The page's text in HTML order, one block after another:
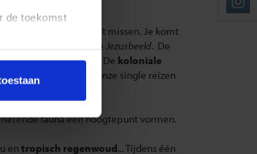
de toekomst
Brazilië natuurlijk niet missen. Je komt
het wereldberoemde Jezusbeeld. De
en actieve stad. De koloniale
stop tijdens één van onze single reizen
fauna een hoogtepunt vormen.
en tropisch regenwoud... Tijdens één